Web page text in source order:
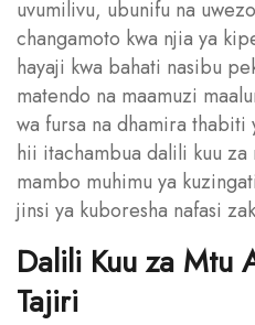
uvumilivu, ubunifu na
changamoto kwa njia ya
hayaji kwa bahati nasibu
matendo na maamuzi
wa fursa na dhamira thabiti
hii itachambua dalili kuu za
mambo muhimu ya
jinsi ya kuboresha nafasi
Dalili Kuu za Mtu
Tajiri